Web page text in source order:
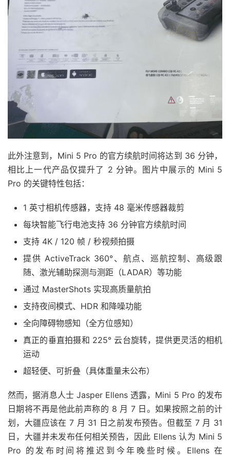
此外注意到，Mini 5 Pro 的官方续航时间将达到 36 分钟，
相比上一代产品仅提升了 2 分钟。图片中展示的 Mini 5
Pro 的关键特性包括：
1 英寸相机传感器，支持 48 毫米传感器裁剪
每块智能飞行电池支持 36 分钟官方续航时间
支持 4K / 120 帧 / 秒视频拍摄
提供 ActiveTrack 360°、航点、巡航控制、高级跟
随、激光辅助探测与测距（LADAR）等功能
通过 MasterShots 实现高质量航拍
支持夜间模式、HDR 和降噪功能
全向障碍物感知（全方位感知）
真正的垂直拍摄和 225° 云台旋转，提供更灵活的相机
运动
超轻便、可折叠（具体重量未公布）
然而，据消息人士 Jasper Ellens 透露，Mini 5 Pro 的发布
日期将不再是他此前声称的 8 月 7 日。如果按照之前的计
划，大疆应该在 7 月 31 日之前发布预告。但截至 7 月 31
日，大疆并未发布任何相关预告，因此 Ellens 认为 Mini 5
Pro 的发布时间将推迟到今年晚些时候。Ellens 在